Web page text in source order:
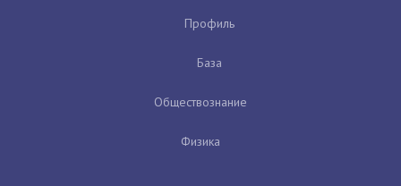
Профиль
База
Обществознание
Физика